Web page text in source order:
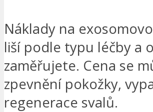
Náklady na
liší podle typu léčby a
zaměřujete. Cena se
zpevnění pokožky,
regenerace svalů.